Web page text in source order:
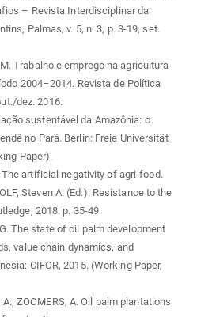
– Revista Interdisciplinar da
Palmas, v. 5, n. 3, p. 3-19, set.
M. Trabalho e emprego na agricultura
2004–2014. Revista de Política
dez. 2016.
sustentável da Amazônia: o
no Pará. Berlin: Freie Universität
Paper).
The artificial negativity of agri-food.
Steven A. (Ed.). Resistance to the
2018. p. 35-49.
G. The state of oil palm development
value chain dynamics, and
CIFOR, 2015. (Working Paper,
A.; ZOOMERS, A. Oil palm plantations